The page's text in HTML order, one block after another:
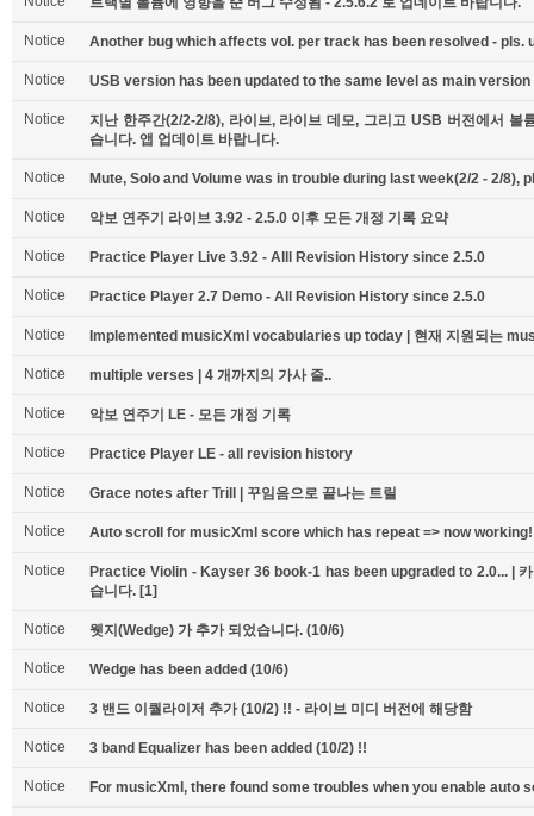
Notice Another bug which affects vol. per track has been resolved - pls.
Notice USB version has been updated to the same level as main version
Notice
지난 한주간(2/2-2/8), 라이브, 라이브 데모, 그리고 USB 버전에서 볼
습니다. 앱 업데이트 바랍니다.
Notice Mute, Solo and Volume was in trouble during last week(2/2 - 2/8),
Notice 악보 연주기 라이브 3.92 - 2.5.0 이후 모든 개정 기록 요약
Notice Practice Player Live 3.92 - Alll Revision History since 2.5.0
Notice Practice Player 2.7 Demo - All Revision History since 2.5.0
Notice Implemented musicXml vocabularies up today | 현재 지원되는
Notice multiple verses | 4 개까지의 가사 줄..
Notice 악보 연주기 LE - 모든 개정 기록
Notice Practice Player LE - all revision history
Notice Grace notes after Trill | 꾸임음으로 끝나는 트릴
Notice Auto scroll for musicXml score which has repeat => now
Notice
Practice Violin - Kayser 36 book-1 has been upgraded to 2.0... | 카
습니다. [1]
Notice 웻지(Wedge) 가 추가 되었습니다. (10/6)
Notice Wedge has been added (10/6)
Notice 3 밴드 이퀄라이저 추가 (10/2) !! - 라이브 미디 버전에 해당함
Notice 3 band Equalizer has been added (10/2) !!
Notice For musicXml, there found some troubles when you enable auto